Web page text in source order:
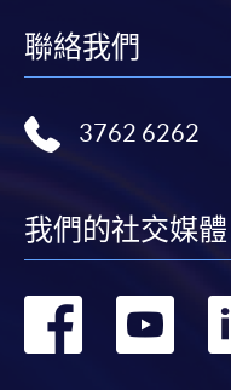
聯絡我們
3762 6262
我們的社交媒體
轉 轉